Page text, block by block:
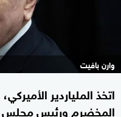
وارن بافيت
اتخذ الملياردير
المخضرم ورئيس مجلس